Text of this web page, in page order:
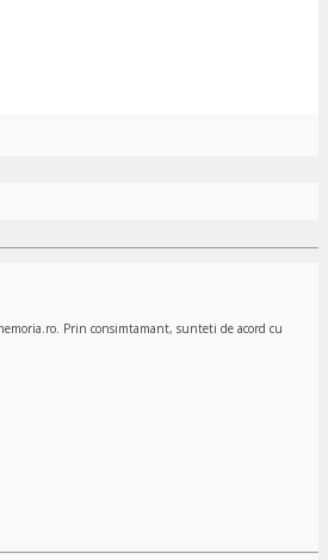
Prin consimtamant, sunteti de acord cu